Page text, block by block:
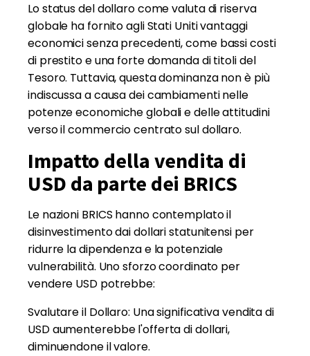
Lo status del dollaro come valuta di riserva
globale ha fornito agli Stati Uniti vantaggi
economici senza precedenti, come bassi costi
di prestito e una forte domanda di titoli del
Tesoro. Tuttavia, questa dominanza non è più
indiscussa a causa dei cambiamenti nelle
potenze economiche globali e delle attitudini
verso il commercio centrato sul dollaro.
Impatto della vendita di
USD da parte dei BRICS
Le nazioni BRICS hanno contemplato il
disinvestimento dai dollari statunitensi per
ridurre la dipendenza e la potenziale
vulnerabilità. Uno sforzo coordinato per
vendere USD potrebbe:
Svalutare il Dollaro: Una significativa vendita di
USD aumenterebbe l'offerta di dollari,
diminuendone il valore.